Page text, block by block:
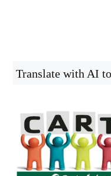
Translate with AI to